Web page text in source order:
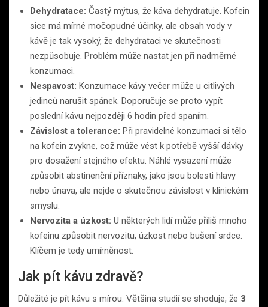
Dehydratace: Častý mýtus, že káva dehydratuje. Kofein
sice má mírné močopudné účinky, ale obsah vody v
kávě je tak vysoký, že dehydrataci ve skutečnosti
nezpůsobuje. Problém může nastat jen při nadměrné
konzumaci.
Nespavost: Konzumace kávy večer může u citlivých
jedinců narušit spánek. Doporučuje se proto vypít
poslední kávu nejpozději 6 hodin před spaním.
Závislost a tolerance: Při pravidelné konzumaci si tělo
na kofein zvykne, což může vést k potřebě vyšší dávky
pro dosažení stejného efektu. Náhlé vysazení může
způsobit abstinenční příznaky, jako jsou bolesti hlavy
nebo únava, ale nejde o skutečnou závislost v klinickém
smyslu.
Nervozita a úzkost: U některých lidí může příliš mnoho
kofeinu způsobit nervozitu, úzkost nebo bušení srdce.
Klíčem je tedy umírněnost.
Jak pít kávu zdravě?
Důležité je pít kávu s mírou. Většina studií se shoduje, že 3